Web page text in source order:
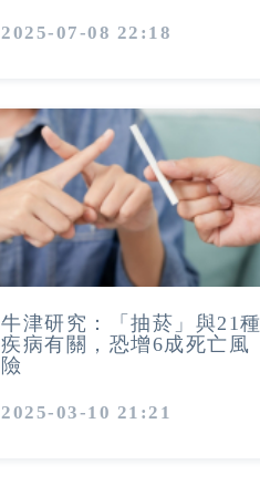
2025-07-08 22:18
牛津研究：「抽菸」與21種
疾病有關，恐增6成死亡風
險
2025-03-10 21:21